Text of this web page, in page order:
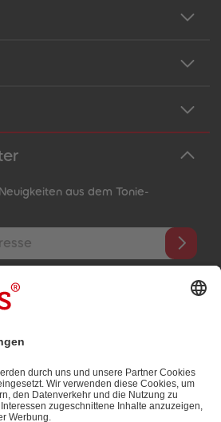
aus dem Tonie-
du unseren E-Mail-Newsletter, der
Informationen (z.B. Account-
dir zu Werbezwecken bereitgestellten
.
Bezahlmethoden: